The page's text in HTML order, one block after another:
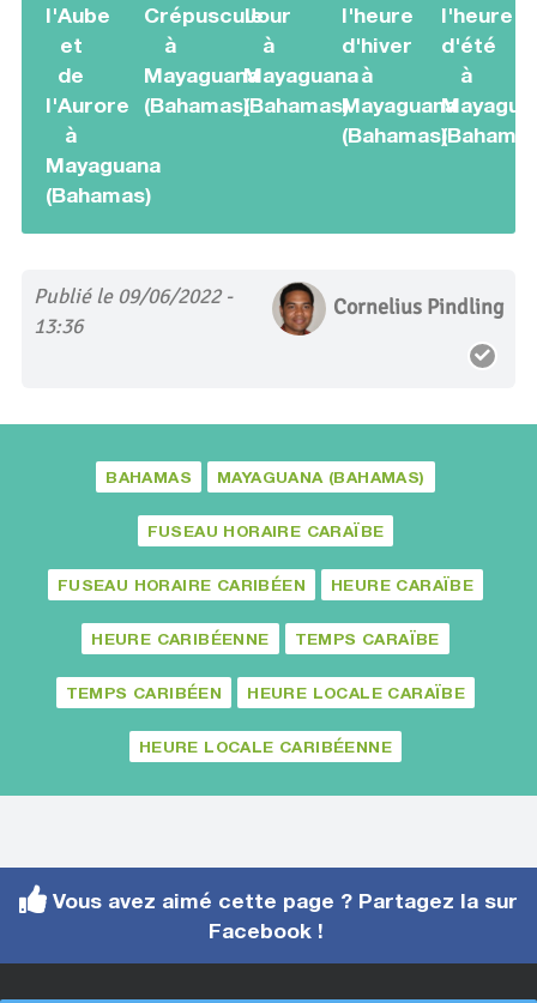
l'Aube
et
de
l'Aurore
à
Mayaguana
(Bahamas)
Crépuscule
à
Mayaguana
(Bahamas)
Jour
à
Mayaguana
(Bahamas)
l'heure
d'hiver
à
Mayaguana
(Bahamas)
l'heure
d'été
à
Publié le 09/06/2022 -
13:36
Cornelius Pindling
BAHAMAS MAYAGUANA (BAHAMAS)
FUSEAU HORAIRE CARAÏBE
FUSEAU HORAIRE CARIBÉEN HEURE CARAÏBE
HEURE CARIBÉENNE TEMPS CARAÏBE
TEMPS CARIBÉEN HEURE LOCALE CARAÏBE
HEURE LOCALE CARIBÉENNE
Vous avez aimé cette page ? Partagez la sur
Facebook !